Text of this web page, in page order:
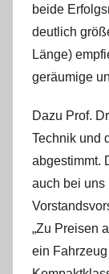
beide
deutlich
Länge)
geräumige
Dazu Prof.
Technik und
abgestimmt.
auch bei uns
„Zu Preisen
ein